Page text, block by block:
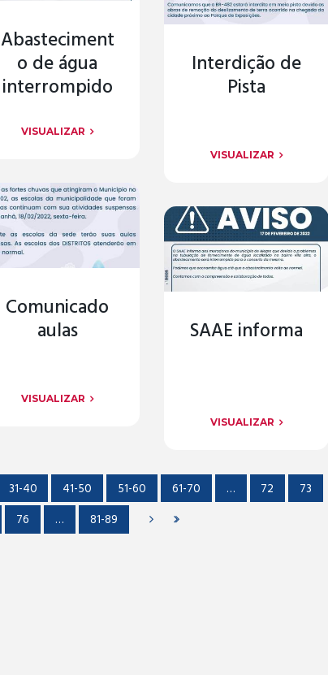
Abasteciment
o de água
interrompido
VISUALIZAR
Interdição de
Pista
VISUALIZAR
Comunicado
aulas
VISUALIZAR
SAAE informa
VISUALIZAR
31-40 41-50 51-60 61-70 … 72
73
76 … 81-89